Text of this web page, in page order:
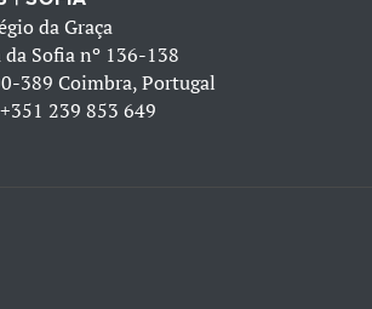
da Graça
da Sofia nº 136-138
389 Coimbra, Portugal
+351 239 853 649